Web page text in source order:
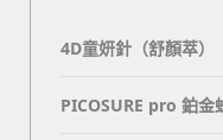
4D童妍針（舒顏萃）
PICOSURE pro 鉑金